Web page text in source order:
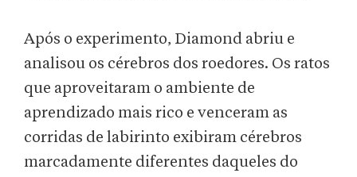
Após o experimento, Diamond abriu e
analisou os cérebros dos roedores. Os ratos
que aproveitaram o ambiente de
aprendizado mais rico e venceram as
corridas de labirinto exibiram cérebros
marcadamente diferentes daqueles do